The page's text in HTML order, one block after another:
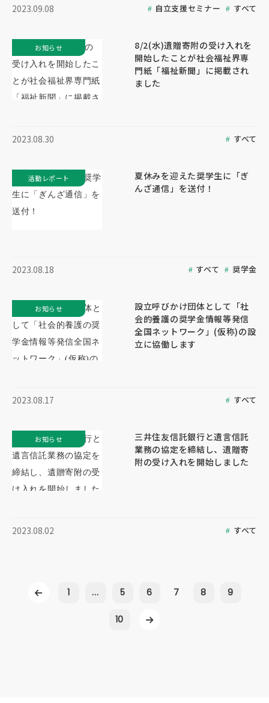
2023.09.08 自立支援セミナー すべて
8/2(水)遺贈寄附の受け入れを
開始したことが社会福祉界専
門紙「福祉新聞」に掲載され
ました
2023.08.30 すべて
お知らせ
夏休みを迎えた奨学生に「ぎ
んざ通信」を送付！
2023.08.18 すべて 奨学金
活動レポート
設立呼びかけ団体として「社
会的養護の奨学金情報等発信
全国ネットワーク」(仮称)の設
立に協働します
2023.08.17 すべて
お知らせ
三井住友信託銀行と遺言信託
業務の協定を締結し、遺贈寄
附の受け入れを開始しました
2023.08.02 すべて
お知らせ
1 ... 5 6 7 8 9
10